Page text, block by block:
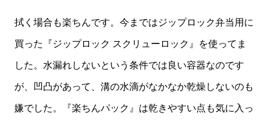
拭く場合も楽ちんです。今まではジップロック弁当用に
買った『ジップロック スクリューロック』を使ってま
した。水漏れしないという条件では良い容器なのです
が、凹凸があって、溝の水滴がなかなか乾燥しないのも
嫌でした。『楽ちんパック』は乾きやすい点も気に入っ